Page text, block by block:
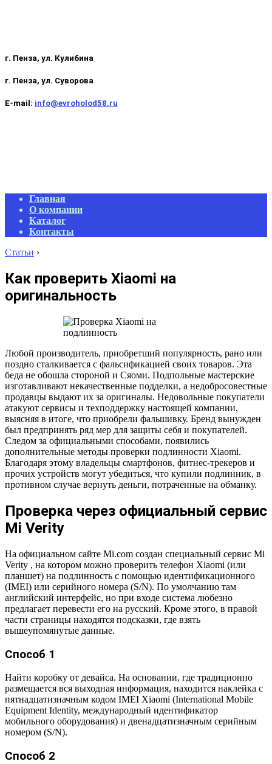
г. Пенза, ул. Кулибина
г. Пенза, ул. Суворова
E-mail: info@evroholod58.ru
Primary
Navigation
Menu
Главная
О компании
Каталог
Контакты
Статьи ›
Как проверить Xiaomi на
оригинальность
Любой производитель, приобретший популярность, рано или
поздно сталкивается с фальсификацией своих товаров. Эта
беда не обошла стороной и Сяоми. Подпольные мастерские
изготавливают некачественные подделки, а недобросовестные
продавцы выдают их за оригиналы. Недовольные покупатели
атакуют сервисы и техподдержку настоящей компании,
выясняя в итоге, что приобрели фальшивку. Бренд вынужден
был предпринять ряд мер для защиты себя и покупателей.
Следом за официальными способами, появились
дополнительные методы проверки подлинности Xiaomi.
Благодаря этому владельцы смартфонов, фитнес-трекеров и
прочих устройств могут убедиться, что купили подлинник, в
противном случае вернуть деньги, потраченные на обманку.
Проверка через официальный сервис
Mi Verity
На официальном сайте Mi.com создан специальный сервис Mi
Verity , на котором можно проверить телефон Xiaomi (или
планшет) на подлинность с помощью идентификационного
(IMEI) или серийного номера (S/N). По умолчанию там
английский интерфейс, но при входе система любезно
предлагает перевести его на русский. Кроме этого, в правой
части страницы находятся подсказки, где взять
вышеупомянутые данные.
Способ 1
Найти коробку от девайса. На основании, где традиционно
размещается вся выходная информация, находится наклейка с
пятнадцатизначным кодом IMEI Xiaomi (International Mobile
Equipment Identity, международный идентификатор
мобильного оборудования) и двенадцатизначным серийным
номером (S/N).
Способ 2